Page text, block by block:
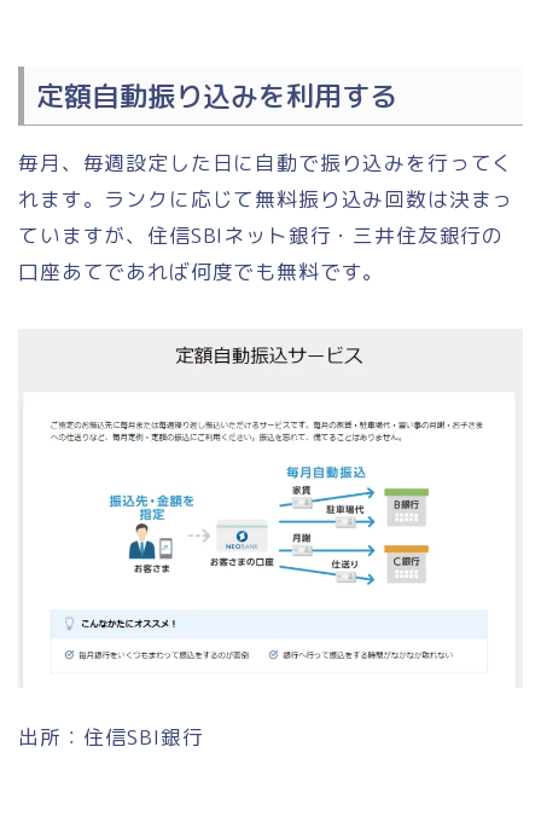
定額自動振り込みを利用する
毎月、毎週設定した日に自動で振り込みを行ってく
れます。ランクに応じて無料振り込み回数は決まっ
ていますが、住信SBIネット銀行・三井住友銀行の
口座あてであれば何度でも無料です。
出所：住信SBI銀行